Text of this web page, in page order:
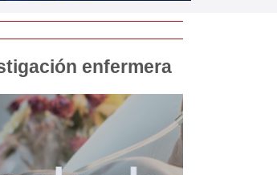
enfermera